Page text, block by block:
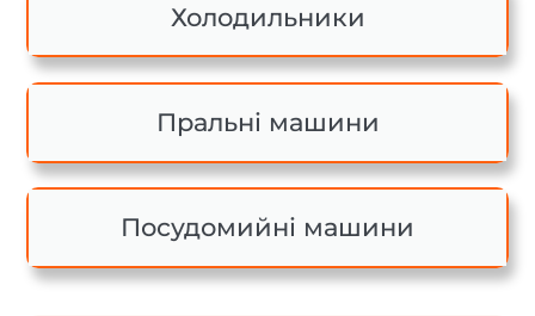
Холодильники
Пральні машини
Посудомийні машини